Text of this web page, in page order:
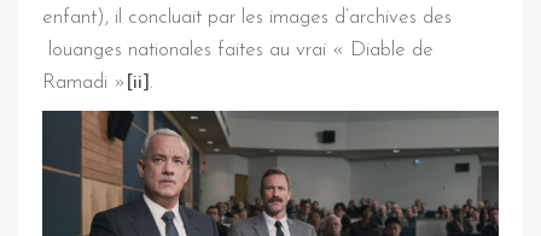
enfant), il concluait par les images d’archives des
louanges nationales faites au vrai « Diable de
Ramadi » [ii] .